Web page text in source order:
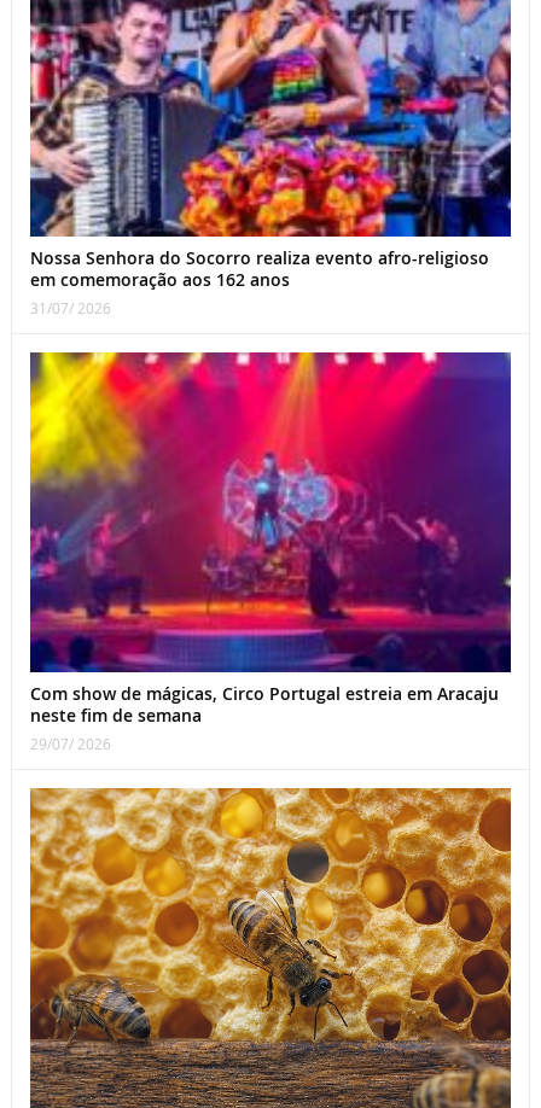
Nossa Senhora do Socorro realiza evento afro-religioso
em comemoração aos 162 anos
31/07/ 2026
Com show de mágicas, Circo Portugal estreia em Aracaju
neste fim de semana
29/07/ 2026